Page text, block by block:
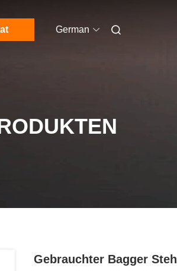
German
Gebrauchter Bagger